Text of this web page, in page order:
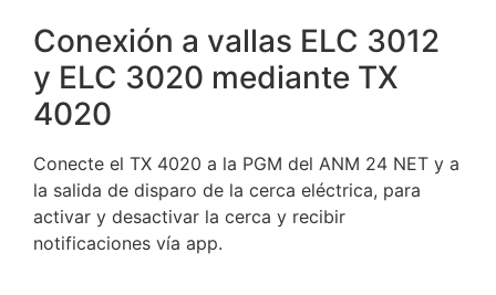
Conexión a vallas ELC 3012
y ELC 3020 mediante TX
4020
Conecte el TX 4020 a la PGM del ANM 24 NET y a
la salida de disparo de la cerca eléctrica, para
activar y desactivar la cerca y recibir
notificaciones vía app.